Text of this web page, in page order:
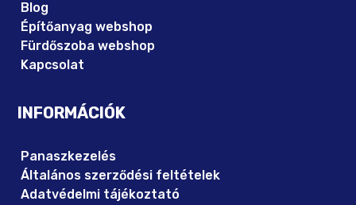
Blog
Építőanyag webshop
Fürdőszoba webshop
Kapcsolat
INFORMÁCIÓK
Panaszkezelés
Általános szerződési feltételek
Adatvédelmi tájékoztató